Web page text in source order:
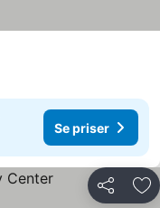
Se priser
Del